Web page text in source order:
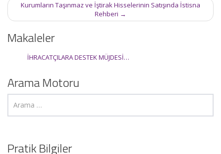
Kurumların Taşınmaz ve İştirak Hisselerinin Satışında İstisna
Rehberi →
Makaleler
İHRACATÇILARA DESTEK MÜJDESİ…
Arama Motoru
Pratik Bilgiler